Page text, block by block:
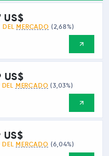
US$
DEL MERCADO (2,68%)
MERCADO (3,03%)
MERCADO (6,04%)